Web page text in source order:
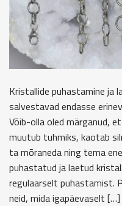
Kristallide puhastamine ja
salvestavad endasse
Võib-olla oled märganud,
muutub tuhmiks, kaotab
ta mõraneda ning tema
puhastatud ja laetud
regulaarselt puhastamist.
neid, mida igapäevaselt […]